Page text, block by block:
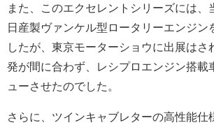
また、このエクセレントシリーズには、
日産製ヴァンケル型ロータリーエンジン
したが、東京モーターショウに出展はさ
発が間に合わず、レシプロエンジン搭載
ューさせたのでした。
さらに、ツインキャブレターの高性能仕